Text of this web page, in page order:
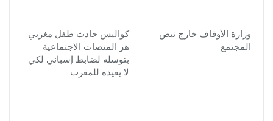
وزارة الأوقاف خارج نبض
المجتمع
كواليس حادث طفل مغربي
هز المنصات الاجتماعية
بتوسله لضابط إسباني لكي
لا يعيده للمغرب